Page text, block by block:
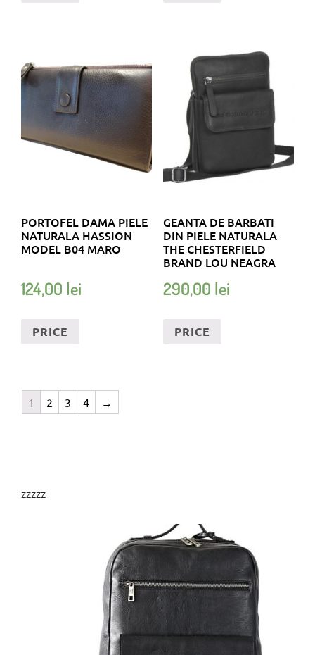
PORTOFEL DAMA PIELE
NATURALA HASSION
MODEL B04 MARO
124,00 lei
PRICE
GEANTA DE BARBATI
DIN PIELE NATURALA
THE CHESTERFIELD
BRAND LOU NEAGRA
290,00 lei
PRICE
1 2 3 4 →
zzzzz